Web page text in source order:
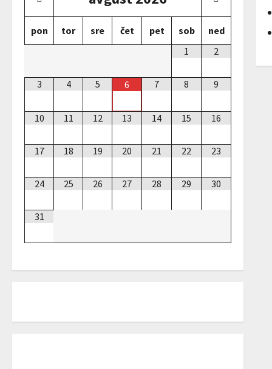
pon tor sre čet pet sob
ned
1
2
3 4 5 6 7 8 9
10 11 12 13 14 15 16
17 18 19 20 21 22 23
24 25 26 27 28 29 30
31